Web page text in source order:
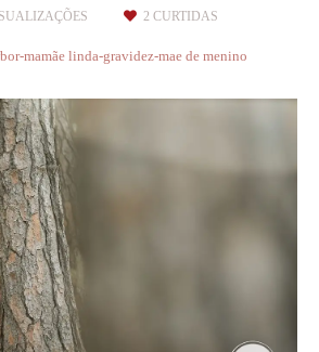
2 CURTIDAS
mamãe linda-gravidez-mae de menino